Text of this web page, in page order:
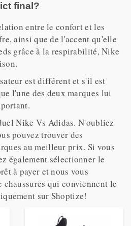
final?
entre le confort et les
ainsi que de l'accent qu'elle
grâce à la respirabilité, Nike
est différent et s'il est
l'une des deux marques lui
Nike Vs Adidas. N'oubliez
pouvez trouver des
au meilleur prix. Si vous
également sélectionner le
à payer et nous vous
qui conviennent le
sur Shoptize!